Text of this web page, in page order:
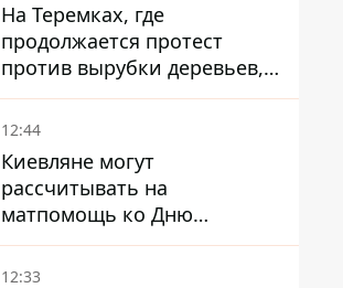
На Теремках, где
продолжается протест
против вырубки деревьев,
произошла стычка со
спецназом полиции
12:44
Киевляне могут
рассчитывать на
матпомощь ко Дню
независимости - кому ее
дадут
12:33